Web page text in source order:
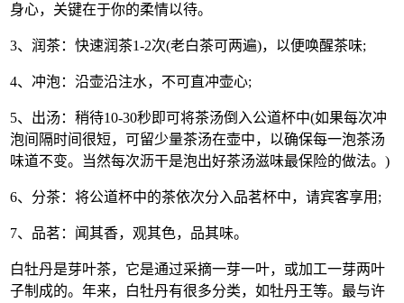
身心，关键在于你的柔情以待。
3、润茶：快速润茶1-2次(老白茶可两遍)，以便唤醒茶味;
4、冲泡：沿壶沿注水，不可直冲壶心;
5、出汤：稍待10-30秒即可将茶汤倒入公道杯中(如果每次冲
泡间隔时间很短，可留少量茶汤在壶中，以确保每一泡茶汤
味道不变。当然每次沥干是泡出好茶汤滋味最保险的做法。)
6、分茶：将公道杯中的茶依次分入品茗杯中，请宾客享用;
7、品茗：闻其香，观其色，品其味。
白牡丹是芽叶茶，它是通过采摘一芽一叶，或加工一芽两叶
子制成的。年来，白牡丹有很多分类，如牡丹王等。最与许